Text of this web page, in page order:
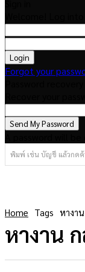
Forgot your
พิมพ์ เช่น บัญชี แล้วกดค้
Home Tags หางา
หางาน